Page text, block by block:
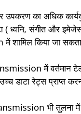
का अधिक
( ध्वनि, संगीत और
शामिल किया जा
में वर्तमान
डाटा रेट्स प्राप्त
भी तुलना में